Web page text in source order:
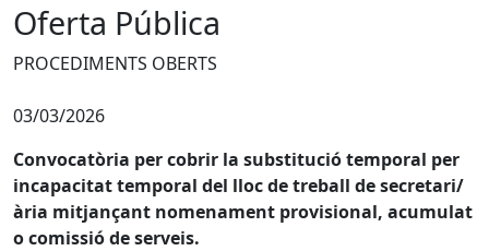
Oferta Pública
PROCEDIMENTS OBERTS
03/03/2026
Convocatòria per cobrir la substitució temporal per
incapacitat temporal del lloc de treball de secretari/
ària mitjançant nomenament provisional, acumulat
o comissió de serveis.